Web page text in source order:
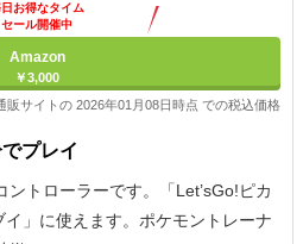
お得なタイム
セール開催中
Amazon
￥3,000
販サイトの 2026年01月08日時点 での税込価格
プレイ
トローラーです。「Let’sGo!ピカ
」に使えます。ポケモントレーナ